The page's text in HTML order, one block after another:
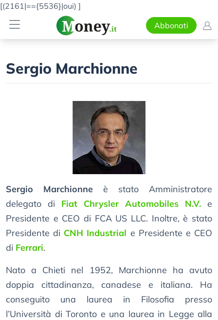
[(2161|=={5536}|oui) ]
Abbonati
Sergio Marchionne
Sergio Marchionne è stato Amministratore
delegato di Fiat Chrysler Automobiles N.V. e
Presidente e CEO di FCA US LLC. Inoltre, è stato
Presidente di CNH Industrial e Presidente e CEO
di Ferrari.
Nato a Chieti nel 1952, Marchionne ha avuto
doppia cittadinanza, canadese e italiana. Ha
conseguito una laurea in Filosofia presso
l’Università di Toronto e una laurea in Legge alla